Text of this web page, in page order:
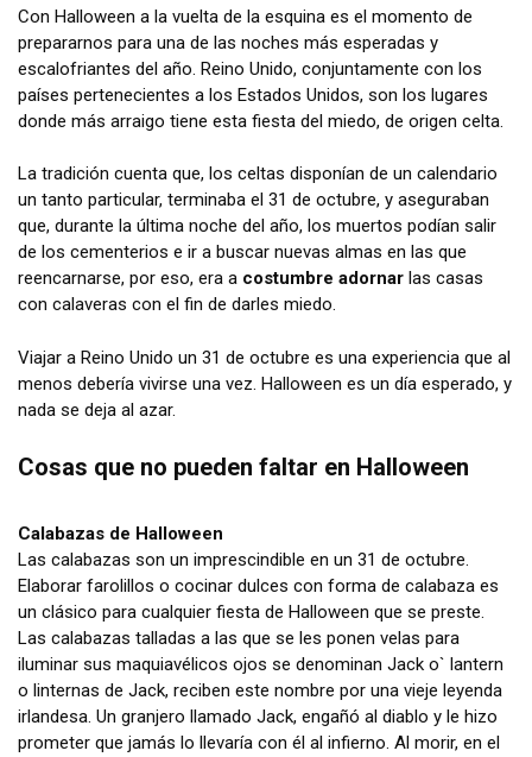
Con Halloween a la vuelta de la esquina es el momento de
prepararnos para una de las noches más esperadas y
escalofriantes del año. Reino Unido, conjuntamente con los
países pertenecientes a los Estados Unidos, son los lugares
donde más arraigo tiene esta fiesta del miedo, de origen celta.
La tradición cuenta que, los celtas disponían de un calendario
un tanto particular, terminaba el 31 de octubre, y aseguraban
que, durante la última noche del año, los muertos podían salir
de los cementerios e ir a buscar nuevas almas en las que
reencarnarse, por eso, era a costumbre adornar las casas
con calaveras con el fin de darles miedo.
Viajar a Reino Unido un 31 de octubre es una experiencia que al
menos debería vivirse una vez. Halloween es un día esperado, y
nada se deja al azar.
Cosas que no pueden faltar en Halloween
Calabazas de Halloween
Las calabazas son un imprescindible en un 31 de octubre.
Elaborar farolillos o cocinar dulces con forma de calabaza es
un clásico para cualquier fiesta de Halloween que se preste.
Las calabazas talladas a las que se les ponen velas para
iluminar sus maquiavélicos ojos se denominan Jack o` lantern
o linternas de Jack, reciben este nombre por una vieje leyenda
irlandesa. Un granjero llamado Jack, engañó al diablo y le hizo
prometer que jamás lo llevaría con él al infierno. Al morir, en el